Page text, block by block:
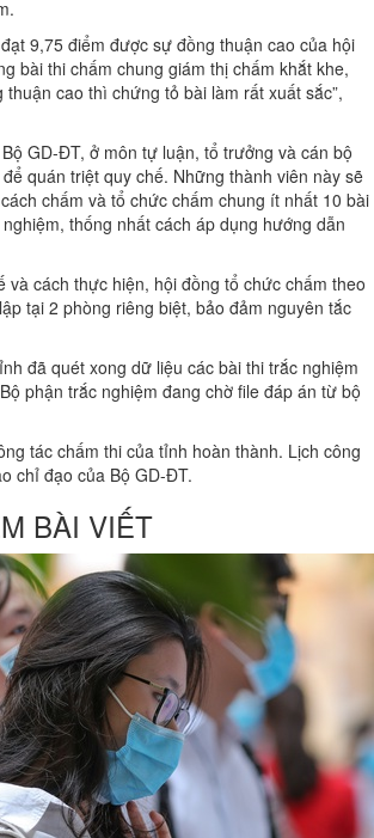
9,75 điểm được sự đồng thuận cao của hội
bài thi chấm chung giám thị chấm khắt khe,
cao thì chứng tỏ bài làm rất xuất sắc”,
GD-ĐT, ở môn tự luận, tổ trưởng và cán bộ
quán triệt quy chế. Những thành viên này sẽ
chấm và tổ chức chấm chung ít nhất 10 bài
thống nhất cách áp dụng hướng dẫn
và cách thực hiện, hội đồng tổ chức chấm theo
tại 2 phòng riêng biệt, bảo đảm nguyên tắc
đã quét xong dữ liệu các bài thi trắc nghiệm
phận trắc nghiệm đang chờ file đáp án từ bộ
tác chấm thi của tỉnh hoàn thành. Lịch công
chỉ đạo của Bộ GD-ĐT.
BÀI VIẾT